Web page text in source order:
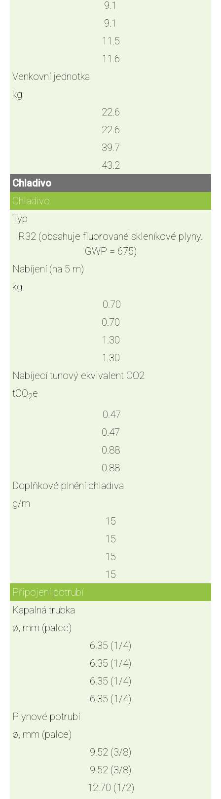
9.1
9.1
11.5
11.6
Venkovní jednotka
kg
22.6
22.6
39.7
43.2
Chladivo
Chladivo
Typ
R32 (obsahuje fluorované skleníkové plyny.
GWP = 675)
Nabíjení (na 5 m)
kg
0.70
0.70
1.30
1.30
Nabíjecí tunový ekvivalent CO2
tCO2e
0.47
0.47
0.88
0.88
Doplňkové plnění chladiva
g/m
15
15
15
15
Připojení potrubí
Kapalná trubka
ø, mm (palce)
6.35 (1/4)
6.35 (1/4)
6.35 (1/4)
6.35 (1/4)
Plynové potrubí
ø, mm (palce)
9.52 (3/8)
9.52 (3/8)
12.70 (1/2)